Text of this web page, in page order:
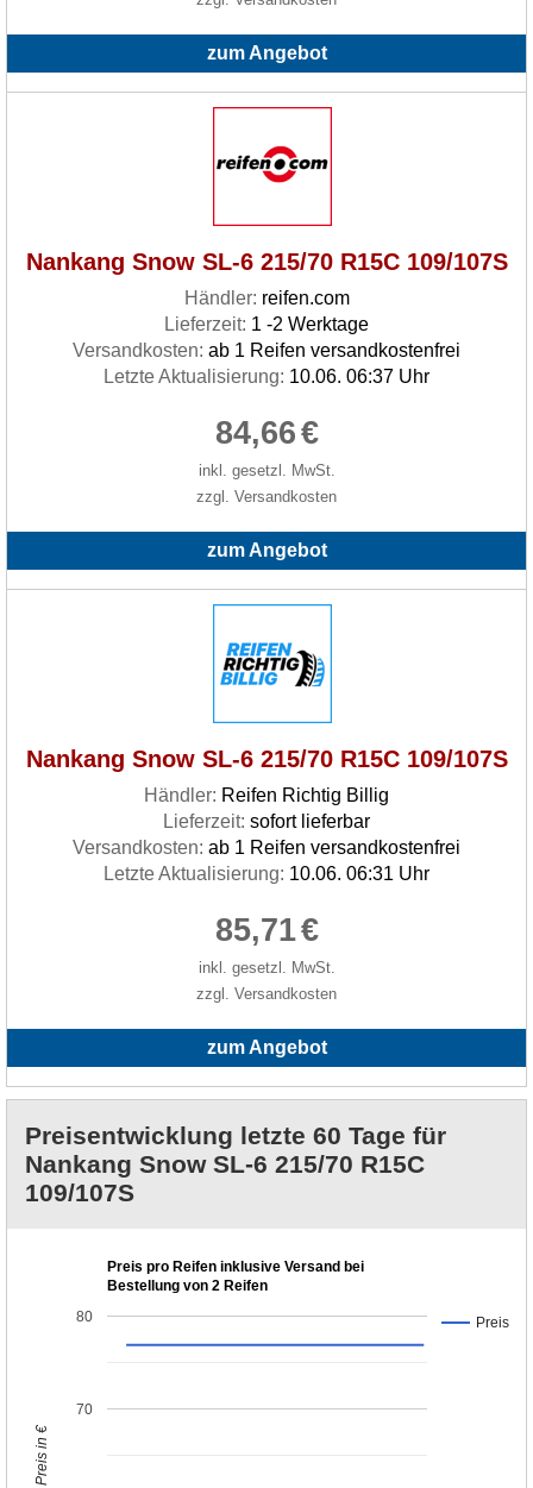
zum Angebot
Nankang Snow SL-6 215/70 R15C 109/107S
Händler: reifen.com
Lieferzeit: 1 -2 Werktage
Versandkosten: ab 1 Reifen versandkostenfrei
Letzte Aktualisierung: 10.06. 06:37 Uhr
84,66€
inkl. gesetzl. MwSt.
zzgl. Versandkosten
zum Angebot
Nankang Snow SL-6 215/70 R15C 109/107S
Händler: Reifen Richtig Billig
Lieferzeit: sofort lieferbar
Versandkosten: ab 1 Reifen versandkostenfrei
Letzte Aktualisierung: 10.06. 06:31 Uhr
85,71€
inkl. gesetzl. MwSt.
zzgl. Versandkosten
zum Angebot
Preisentwicklung letzte 60 Tage für
Nankang Snow SL-6 215/70 R15C
109/107S
Preis pro Reifen inklusive Versand bei
Bestellung von 2 Reifen
Preis
70
80
Preis in €